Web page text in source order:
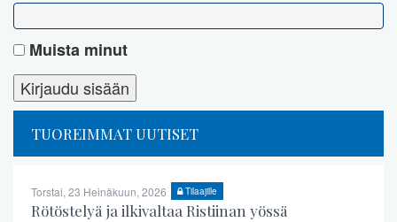
Muista minut
TUOREIMMAT UUTISET
Torstai, 23 Heinäkuun, 2026 Tilaajille
Rötöstelyä ja ilkivaltaa Ristiinan yössä